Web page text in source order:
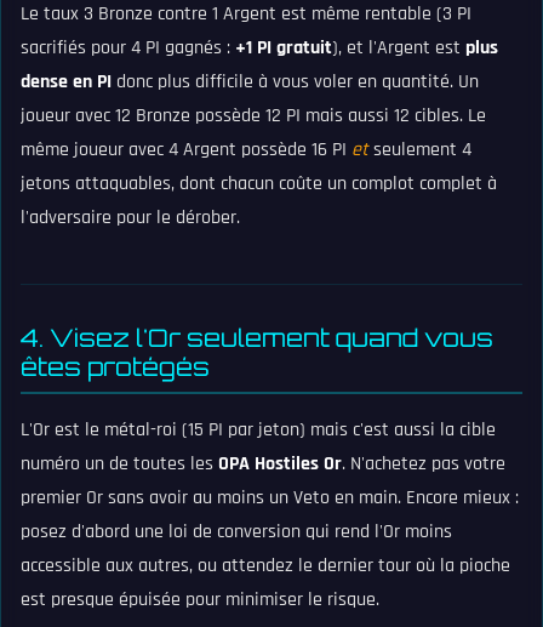
Le taux 3 Bronze contre 1 Argent est même rentable (3 PI
sacrifiés pour 4 PI gagnés : +1 PI gratuit), et l'Argent est plus
dense en PI donc plus difficile à vous voler en quantité. Un
joueur avec 12 Bronze possède 12 PI mais aussi 12 cibles. Le
même joueur avec 4 Argent possède 16 PI etseulement 4
jetons attaquables, dont chacun coûte un complot complet à
l'adversaire pour le dérober.
4. Visez l'Or seulement quand vous
êtes protégés
L'Or est le métal-roi (15 PI par jeton) mais c'est aussi la cible
numéro un de toutes les OPA Hostiles Or. N'achetez pas votre
premier Or sans avoir au moins un Veto en main. Encore mieux :
posez d'abord une loi de conversion qui rend l'Or moins
accessible aux autres, ou attendez le dernier tour où la pioche
est presque épuisée pour minimiser le risque.